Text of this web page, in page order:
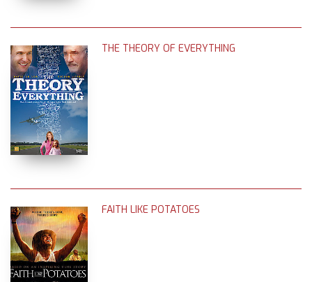
THE THEORY OF EVERYTHING
FAITH LIKE POTATOES